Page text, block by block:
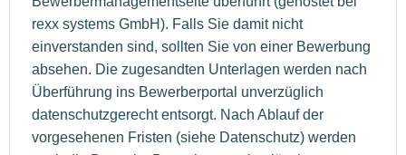
rexx systems GmbH). Falls Sie damit nicht
einverstanden sind, sollten Sie von einer Bewerbung
absehen. Die zugesandten Unterlagen werden nach
Überführung ins Bewerberportal unverzüglich
datenschutzgerecht entsorgt. Nach Ablauf der
vorgesehenen Fristen (siehe Datenschutz) werden